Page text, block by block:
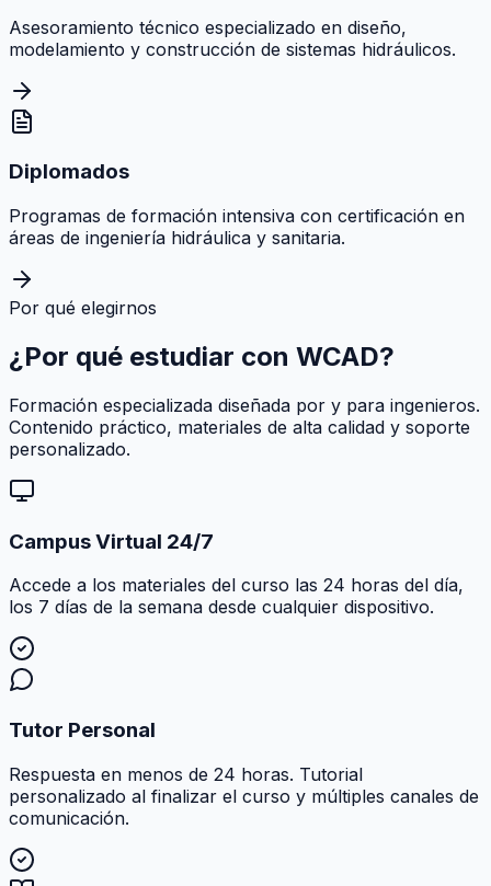
Asesoramiento técnico especializado en diseño,
modelamiento y construcción de sistemas hidráulicos.
Diplomados
Programas de formación intensiva con certificación en
áreas de ingeniería hidráulica y sanitaria.
Por qué elegirnos
¿Por qué estudiar con WCAD?
Formación especializada diseñada por y para ingenieros.
Contenido práctico, materiales de alta calidad y soporte
personalizado.
Campus Virtual 24/7
Accede a los materiales del curso las 24 horas del día,
los 7 días de la semana desde cualquier dispositivo.
Tutor Personal
Respuesta en menos de 24 horas. Tutorial
personalizado al finalizar el curso y múltiples canales de
comunicación.